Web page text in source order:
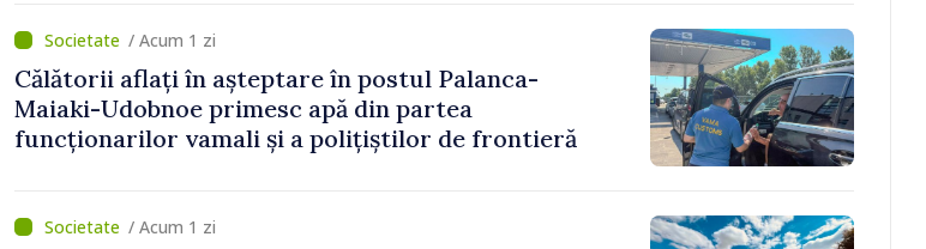
/ Acum 1 zi
Călătorii aflați în așteptare în postul Palanca-
Maiaki-Udobnoe primesc apă din partea
funcționarilor vamali și a polițiștilor de frontieră
/ Acum 1 zi